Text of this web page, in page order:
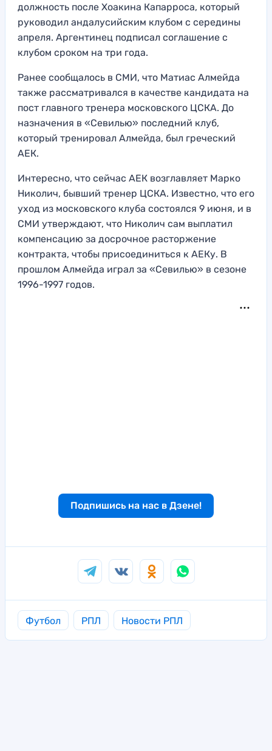
должность после Хоакина Капарроса, который
руководил андалусийским клубом с середины
апреля. Аргентинец подписал соглашение с
клубом сроком на три года.
Ранее сообщалось в СМИ, что Матиас Алмейда
также рассматривался в качестве кандидата на
пост главного тренера московского ЦСКА. До
назначения в «Севилью» последний клуб,
который тренировал Алмейда, был греческий
АЕК.
Интересно, что сейчас АЕК возглавляет Марко
Николич, бывший тренер ЦСКА. Известно, что его
уход из московского клуба состоялся 9 июня, и в
СМИ утверждают, что Николич сам выплатил
компенсацию за досрочное расторжение
контракта, чтобы присоединиться к АЕКу. В
прошлом Алмейда играл за «Севилью» в сезоне
1996-1997 годов.
Подпишись на нас в Дзене!
Футбол РПЛ Новости РПЛ